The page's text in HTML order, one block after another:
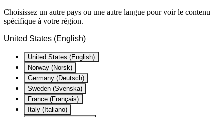
Choisissez un autre pays ou une autre langue pour voir le contenu
spécifique à votre région.
United States (English)
United States (English)
Norway (Norsk)
Germany (Deutsch)
Sweden (Svenska)
France (Français)
Italy (Italiano)